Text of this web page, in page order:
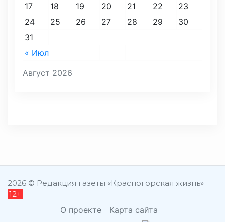
Август 2026
« Июл
17
18 19 20 21 22
23
24
25 26 27 28 29
30
31
2026 © Редакция газеты «Красногорская жизнь»
12+
О проекте Карта сайта